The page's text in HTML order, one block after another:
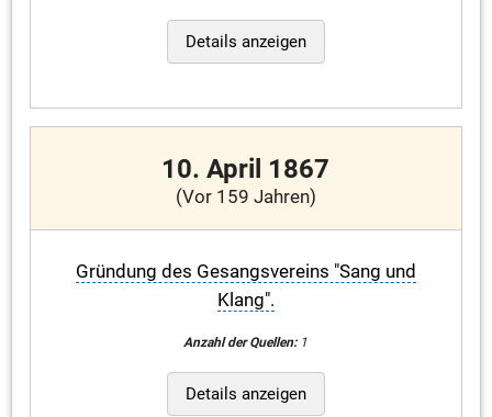
Details anzeigen
10. April 1867
(Vor 159 Jahren)
Gründung des Gesangsvereins "Sang und
Klang".
Anzahl der Quellen:1
Details anzeigen